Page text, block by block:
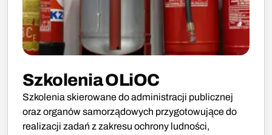
Szkolenia OLiOC
Szkolenia skierowane do administracji publicznej
oraz organów samorządowych przygotowujące do
realizacji zadań z zakresu ochrony ludności,